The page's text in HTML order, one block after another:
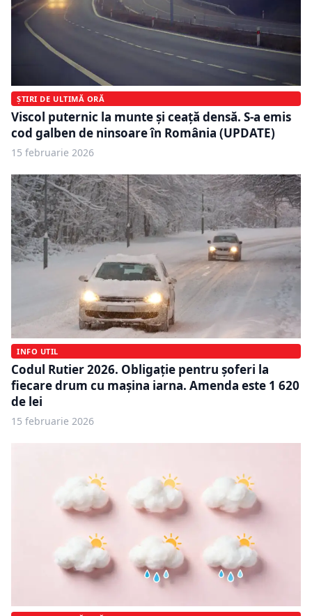
ȘTIRI DE ULTIMĂ ORĂ
Viscol puternic la munte și ceață densă. S-a emis
cod galben de ninsoare în România (UPDATE)
15 februarie 2026
INFO UTIL
Codul Rutier 2026. Obligație pentru șoferi la
fiecare drum cu mașina iarna. Amenda este 1 620
de lei
15 februarie 2026